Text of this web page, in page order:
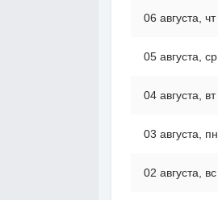
06 августа, чт
05 августа, ср
04 августа, вт
03 августа, пн
02 августа, вс